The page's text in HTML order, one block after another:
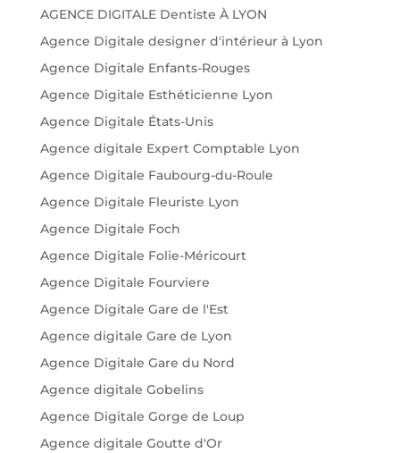
AGENCE DIGITALE Dentiste À LYON
Agence Digitale designer d'intérieur à Lyon
Agence Digitale Enfants-Rouges
Agence Digitale Esthéticienne Lyon
Agence Digitale États-Unis
Agence digitale Expert Comptable Lyon
Agence Digitale Faubourg-du-Roule
Agence Digitale Fleuriste Lyon
Agence Digitale Foch
Agence Digitale Folie-Méricourt
Agence Digitale Fourviere
Agence Digitale Gare de l'Est
Agence digitale Gare de Lyon
Agence Digitale Gare du Nord
Agence digitale Gobelins
Agence Digitale Gorge de Loup
Agence digitale Goutte d'Or